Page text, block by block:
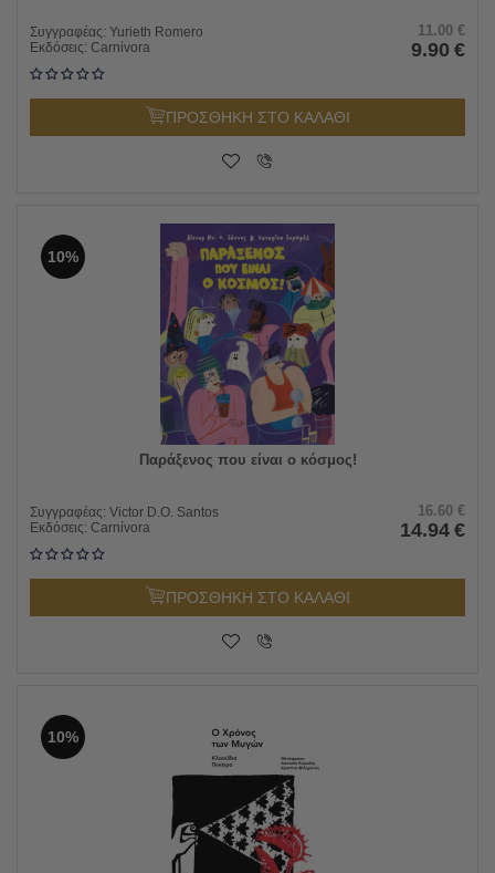
Συγγραφέας: Yurieth Romero
Εκδόσεις: Carnίvora
11.00 €
9.90 €
ΠΡΟΣΘΗΚΗ ΣΤΟ ΚΑΛΑΘΙ
10%
Παράξενος που είναι ο κόσμος!
Συγγραφέας: Victor D.O. Santos
Εκδόσεις: Carnίvora
16.60 €
14.94 €
ΠΡΟΣΘΗΚΗ ΣΤΟ ΚΑΛΑΘΙ
10%